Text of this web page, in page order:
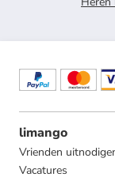
limango
Vrienden
Vacatures